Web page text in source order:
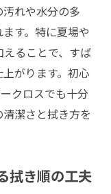
れや水分の多
す。特に夏場や
ることで、すば
がります。初心
クロスでも十分
潔さと拭き方を
拭き順の工夫